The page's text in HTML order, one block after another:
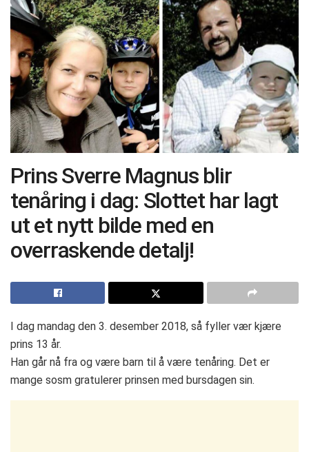
Prins Sverre Magnus blir
tenåring i dag: Slottet har lagt
ut et nytt bilde med en
overraskende detalj!
I dag mandag den 3. desember 2018, så fyller vær kjære
prins 13 år.
Han går nå fra og være barn til å være tenåring. Det er
mange sosm gratulerer prinsen med bursdagen sin.